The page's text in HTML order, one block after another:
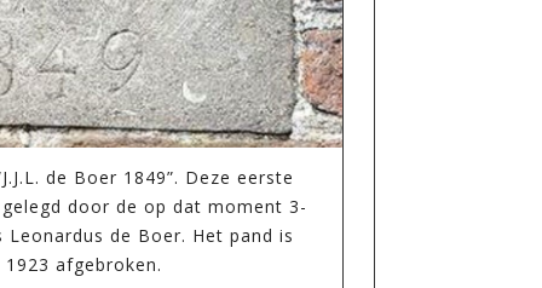
de Boer 1849”. Deze eerste
door de op dat moment 3-
Leonardus de Boer. Het pand is
afgebroken.